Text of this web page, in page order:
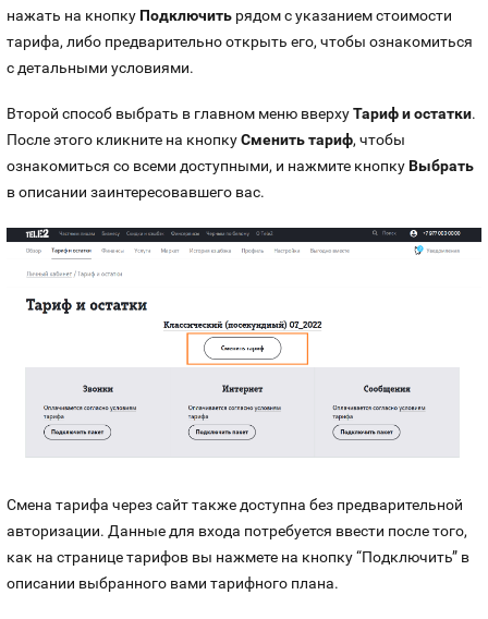
нажать на кнопку Подключить рядом с указанием стоимости
тарифа, либо предварительно открыть его, чтобы ознакомиться
с детальными условиями.
Второй способ выбрать в главном меню вверхуТариф и остатки.
После этого кликните на кнопкуСменить тариф, чтобы
ознакомиться со всеми доступными, и нажмите кнопкуВыбрать
в описании заинтересовавшего вас.
Смена тарифа через сайт также доступна без предварительной
авторизации. Данные для входа потребуется ввести после того,
как на странице тарифов вы нажмете на кнопку “Подключить” в
описании выбранного вами тарифного плана.